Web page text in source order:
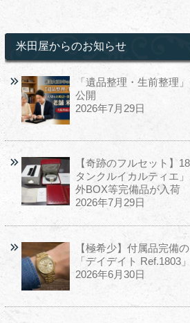
米田屋からのお知らせ
「遺品整理・生前整理
公開
2026年7月29日
【奇跡のフルセット】
タンクルイカルティエ
外BOX等完備品が入荷
2026年7月29日
【極希少】付属品完備
「デイデイト Ref.1803
2026年6月30日